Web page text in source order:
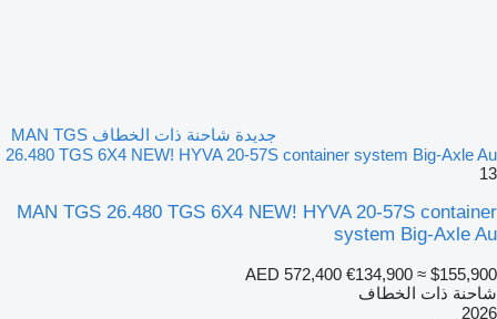
جديدة شاحنة ذات الخطاف MAN TGS
26.480 TGS 6X4 NEW! HYVA 20-57S container system Big-Axle Au
13
MAN TGS 26.480 TGS 6X4 NEW! HYVA 20-57S container
system Big-Axle Au
AED 572,400 €134,900 ≈ $155,900
شاحنة ذات الخطاف
2026